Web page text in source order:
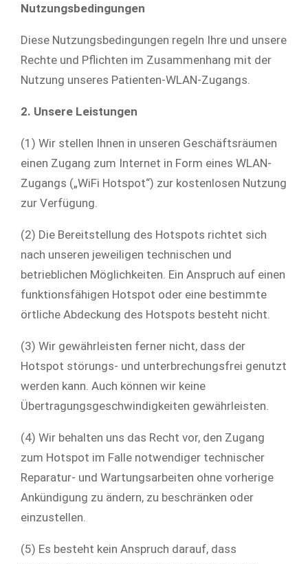
Nutzungsbedingungen
Diese Nutzungsbedingungen regeln Ihre und unsere
Rechte und Pflichten im Zusammenhang mit der
Nutzung unseres Patienten-WLAN-Zugangs.
2. Unsere Leistungen
(1) Wir stellen Ihnen in unseren Geschäftsräumen
einen Zugang zum Internet in Form eines WLAN-
Zugangs („WiFi Hotspot“) zur kostenlosen Nutzung
zur Verfügung.
(2) Die Bereitstellung des Hotspots richtet sich
nach unseren jeweiligen technischen und
betrieblichen Möglichkeiten. Ein Anspruch auf einen
funktionsfähigen Hotspot oder eine bestimmte
örtliche Abdeckung des Hotspots besteht nicht.
(3) Wir gewährleisten ferner nicht, dass der
Hotspot störungs- und unterbrechungsfrei genutzt
werden kann. Auch können wir keine
Übertragungsgeschwindigkeiten gewährleisten.
(4) Wir behalten uns das Recht vor, den Zugang
zum Hotspot im Falle notwendiger technischer
Reparatur- und Wartungsarbeiten ohne vorherige
Ankündigung zu ändern, zu beschränken oder
einzustellen.
(5) Es besteht kein Anspruch darauf, dass